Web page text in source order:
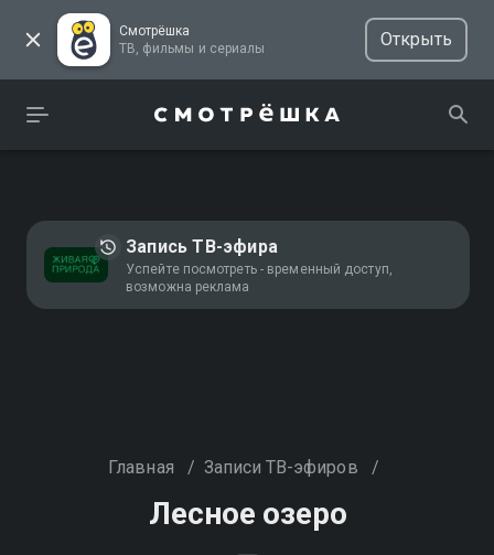
Смотрёшка
ТВ, фильмы и сериалы
Открыть
Запись ТВ-эфира
Успейте посмотреть - временный доступ,
возможна реклама
Главная / Записи ТВ-эфиров /
Лесное озеро